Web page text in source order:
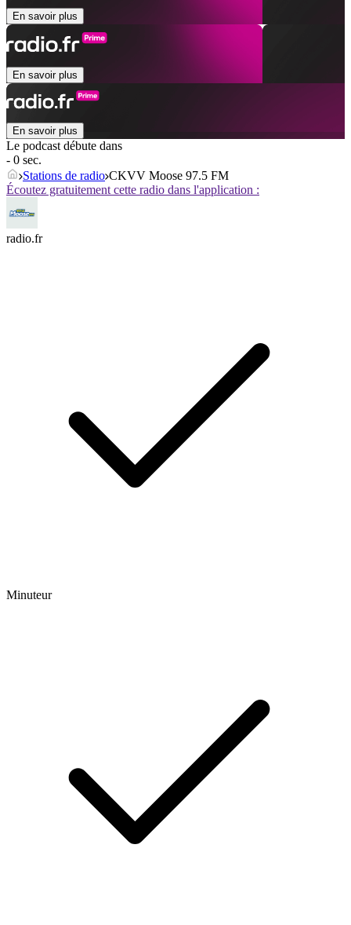
En savoir plus
En savoir plus
En savoir plus
Le podcast débute dans
- 0 sec.
Stations de radio CKVV Moose 97.5 FM
Écoutez gratuitement cette radio dans l'application :
radio.fr
Minuteur